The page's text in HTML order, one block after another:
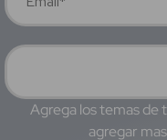
Agrega los temas de
agregar